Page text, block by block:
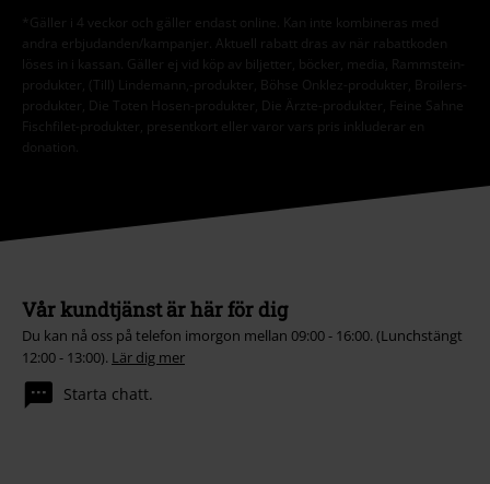
*Gäller i 4 veckor och gäller endast online. Kan inte kombineras med
andra erbjudanden/kampanjer. Aktuell rabatt dras av när rabattkoden
löses in i kassan. Gäller ej vid köp av biljetter, böcker, media, Rammstein-
produkter, (Till) Lindemann,-produkter, Böhse Onklez-produkter, Broilers-
produkter, Die Toten Hosen-produkter, Die Ärzte-produkter, Feine Sahne
Fischfilet-produkter, presentkort eller varor vars pris inkluderar en
donation.
Vår kundtjänst är här för dig
Du kan nå oss på telefon imorgon mellan 09:00 - 16:00. (Lunchstängt
12:00 - 13:00). Lär dig mer
Starta chatt.